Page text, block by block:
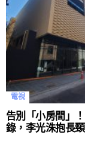
電視
告別「小房間」
錄，李光洙抱長